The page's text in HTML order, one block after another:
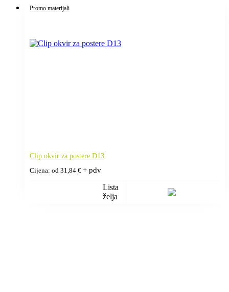
Promo materijali
Clip okvir za postere D13
Cijena: od 31,84 € + pdv
Lista
želja